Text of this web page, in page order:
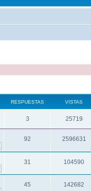
RESPUESTAS VISTAS
3 25719
92 2596631
31 104590
45 142682